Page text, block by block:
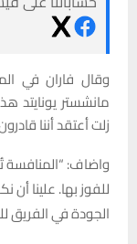
وقال فاران في
مانشستر يونايتد
زلت أعتقد أننا
واضاف: “المنافسة
للفوز بها. علينا
الجودة في الفريق